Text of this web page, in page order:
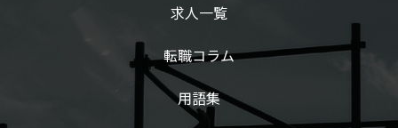
求人一覧
転職コラム
用語集